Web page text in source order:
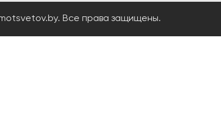
Все права защищены.